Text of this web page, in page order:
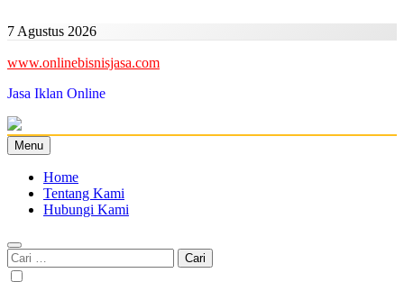
to
7 Agustus 2026
www.onlinebisnisjasa.com
Jasa Iklan Online
Menu
Home
Tentang Kami
Hubungi Kami
Cari
untuk: